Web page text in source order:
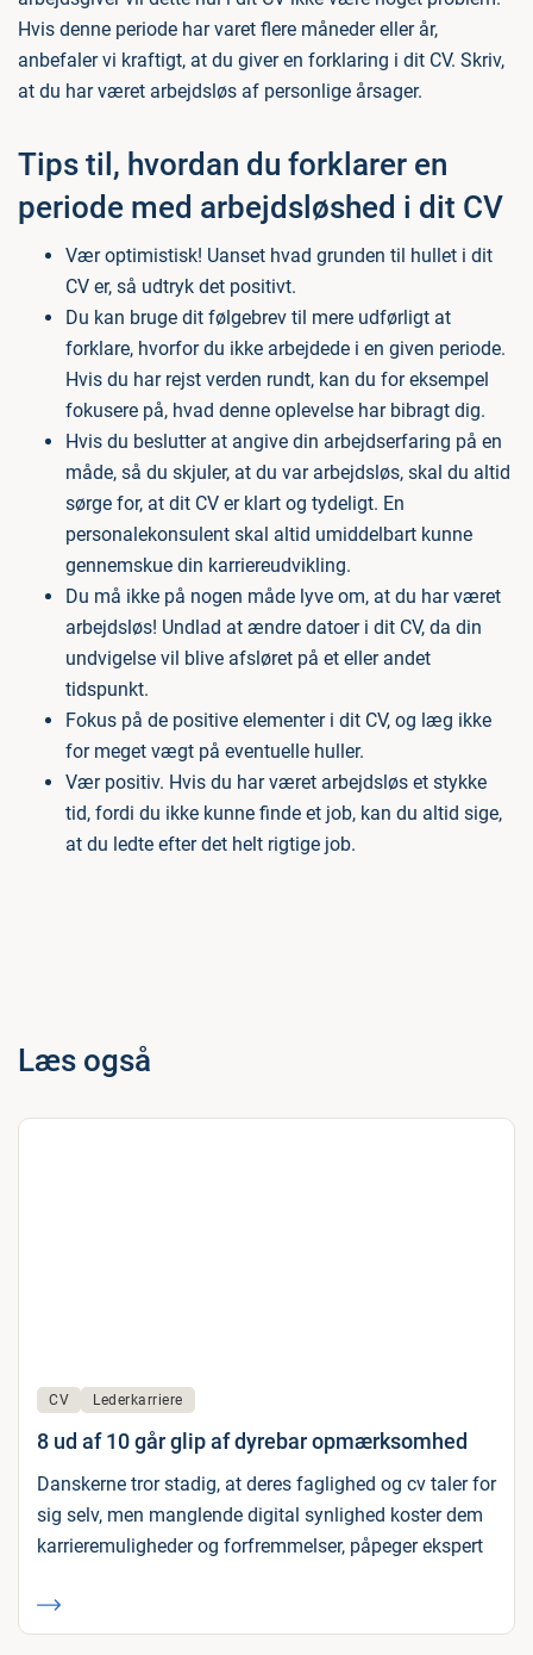
Hvis denne periode har varet flere måneder eller år,
anbefaler vi kraftigt, at du giver en forklaring i dit CV. Skriv,
at du har været arbejdsløs af personlige årsager.
Tips til, hvordan du forklarer en
periode med arbejdsløshed i dit CV
Vær optimistisk! Uanset hvad grunden til hullet i dit
CV er, så udtryk det positivt.
Du kan bruge dit følgebrev til mere udførligt at
forklare, hvorfor du ikke arbejdede i en given periode.
Hvis du har rejst verden rundt, kan du for eksempel
fokusere på, hvad denne oplevelse har bibragt dig.
Hvis du beslutter at angive din arbejdserfaring på en
måde, så du skjuler, at du var arbejdsløs, skal du altid
sørge for, at dit CV er klart og tydeligt. En
personalekonsulent skal altid umiddelbart kunne
gennemskue din karriereudvikling.
Du må ikke på nogen måde lyve om, at du har været
arbejdsløs! Undlad at ændre datoer i dit CV, da din
undvigelse vil blive afsløret på et eller andet
tidspunkt.
Fokus på de positive elementer i dit CV, og læg ikke
for meget vægt på eventuelle huller.
Vær positiv. Hvis du har været arbejdsløs et stykke
tid, fordi du ikke kunne finde et job, kan du altid sige,
at du ledte efter det helt rigtige job.
Læs også
CV Lederkarriere
8 ud af 10 går glip af dyrebar opmærksomhed
Danskerne tror stadig, at deres faglighed og cv taler for
sig selv, men manglende digital synlighed koster dem
karrieremuligheder og forfremmelser, påpeger ekspert